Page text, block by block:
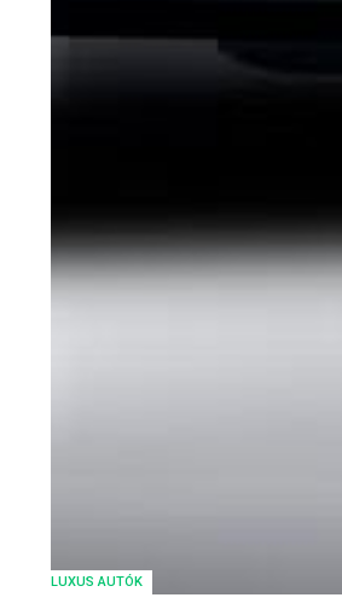
LUXUS AUTÓK